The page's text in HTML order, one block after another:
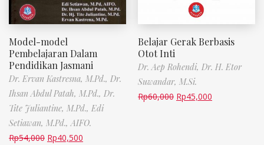
Model-model
Pembelajaran Dalam
Pendidikan Jasmani
Dr. Ervan Kastresna, M.Pd., Dr.
Ihsan Abdul Patah, M.Pd., Dr.
Tite Juliantine, M.Pd., Edi
Setiawan, M.Pd., AIFO.
Rp54,000 Rp40,500
Belajar Gerak Berbasis
Otot Inti
Dr. Aep Rohendi, Dr. H. Etor
Suwandar, M.Si.
Rp60,000 Rp45,000